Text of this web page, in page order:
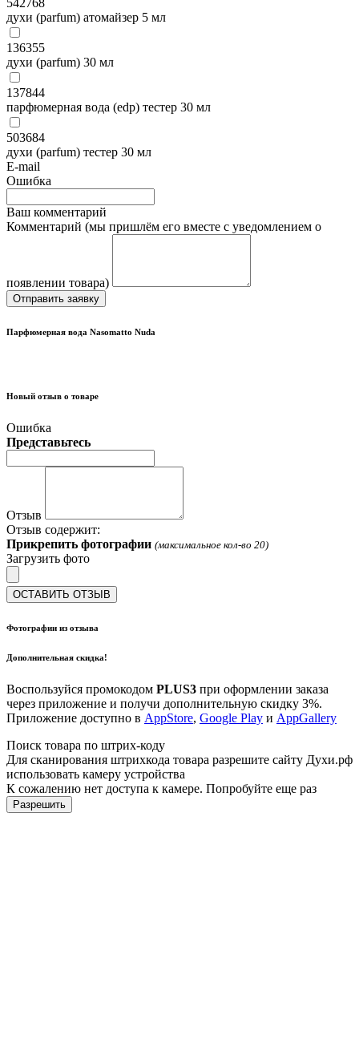
542768
духи (parfum) атомайзер 5 мл
136355
духи (parfum) 30 мл
137844
парфюмерная вода (edp) тестер 30 мл
503684
духи (parfum) тестер 30 мл
E-mail
Ошибка
Ваш комментарий
Комментарий (мы пришлём его вместе с уведомлением о
появлении товара)
Отправить заявку
Парфюмерная вода Nasomatto Nuda
Новый отзыв о товаре
Ошибка
Представьтесь
Отзыв
Отзыв содержит:
Прикрепить фотографии (максимальное кол-во 20)
Загрузить фото
ОСТАВИТЬ ОТЗЫВ
Фотографии из отзыва
Дополнительная скидка!
Воспользуйся промокодом PLUS3 при оформлении заказа
через приложение и получи дополнительную скидку 3%.
Приложение доступно в AppStore, Google Play и AppGallery
Поиск товара по штрих-коду
Для сканирования штрихкода товара разрешите сайту Духи.рф
использовать камеру устройства
К сожалению нет доступа к камере. Попробуйте еще раз
Разрешить